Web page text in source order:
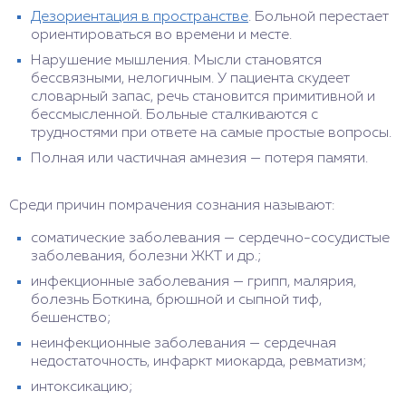
Дезориентация в пространстве. Больной перестает
ориентироваться во времени и месте.
Нарушение мышления. Мысли становятся
бессвязными, нелогичным. У пациента скудеет
словарный запас, речь становится примитивной и
бессмысленной. Больные сталкиваются с
трудностями при ответе на самые простые вопросы.
Полная или частичная амнезия — потеря памяти.
Среди причин помрачения сознания называют:
соматические заболевания — сердечно-сосудистые
заболевания, болезни ЖКТ и др.;
инфекционные заболевания — грипп, малярия,
болезнь Боткина, брюшной и сыпной тиф,
бешенство;
неинфекционные заболевания — сердечная
недостаточность, инфаркт миокарда, ревматизм;
интоксикацию;